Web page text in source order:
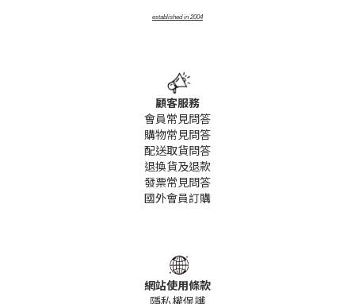
establishedin 2004
顧客服務
會員常見問答
購物常見問答
配送取貨問答
退換貨及退款
發票常見問答
國外會員訂購
網站使用條款